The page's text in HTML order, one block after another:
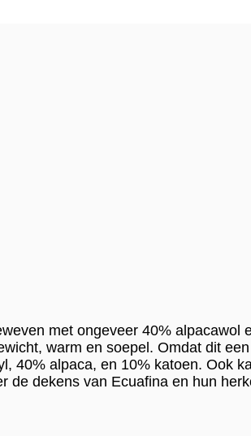
met ongeveer 40% alpacawol
warm en soepel. Omdat dit
40% alpaca, en 10% katoen. Ook
de dekens van Ecuafina en hun